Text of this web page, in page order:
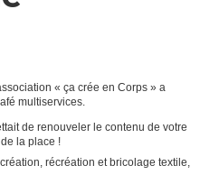
« ça crée en Corps » a
multiservices.
de renouveler le contenu de votre
la place !
récréation et bricolage textile,